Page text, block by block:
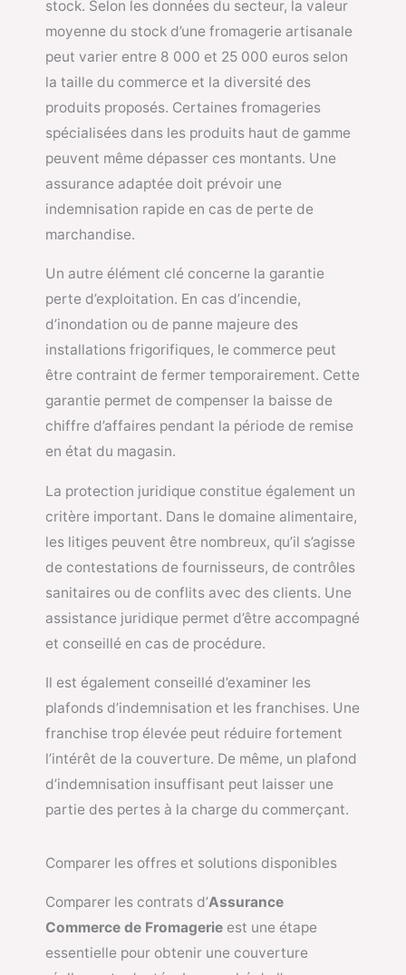
stock. Selon les données du secteur, la valeur
moyenne du stock d’une fromagerie artisanale
peut varier entre 8 000 et 25 000 euros selon
la taille du commerce et la diversité des
produits proposés. Certaines fromageries
spécialisées dans les produits haut de gamme
peuvent même dépasser ces montants. Une
assurance adaptée doit prévoir une
indemnisation rapide en cas de perte de
marchandise.
Un autre élément clé concerne la garantie
perte d’exploitation. En cas d’incendie,
d’inondation ou de panne majeure des
installations frigorifiques, le commerce peut
être contraint de fermer temporairement. Cette
garantie permet de compenser la baisse de
chiffre d’affaires pendant la période de remise
en état du magasin.
La protection juridique constitue également un
critère important. Dans le domaine alimentaire,
les litiges peuvent être nombreux, qu’il s’agisse
de contestations de fournisseurs, de contrôles
sanitaires ou de conflits avec des clients. Une
assistance juridique permet d’être accompagné
et conseillé en cas de procédure.
Il est également conseillé d’examiner les
plafonds d’indemnisation et les franchises. Une
franchise trop élevée peut réduire fortement
l’intérêt de la couverture. De même, un plafond
d’indemnisation insuffisant peut laisser une
partie des pertes à la charge du commerçant.
Comparer les offres et solutions disponibles
Comparer les contrats d’Assurance
Commerce de Fromagerie est une étape
essentielle pour obtenir une couverture